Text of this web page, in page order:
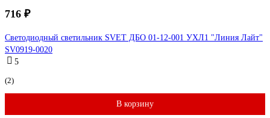
716 ₽
Светодиодный светильник SVET ДБО 01-12-001 УХЛ1 "Линия Лайт"
SV0919-0020
5
(2)
В корзину